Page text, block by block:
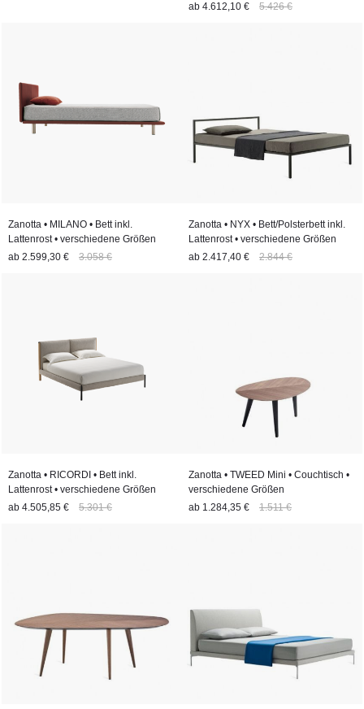
ab 4.612,10 € 5.426 €
Zanotta • MILANO • Bett inkl.
Lattenrost • verschiedene Größen
ab 2.599,30 € 3.058 €
Zanotta • NYX • Bett/Polsterbett inkl.
Lattenrost • verschiedene Größen
ab 2.417,40 € 2.844 €
Zanotta • RICORDI • Bett inkl.
Lattenrost • verschiedene Größen
ab 4.505,85 € 5.301 €
Zanotta • TWEED Mini • Couchtisch •
verschiedene Größen
ab 1.284,35 € 1.511 €